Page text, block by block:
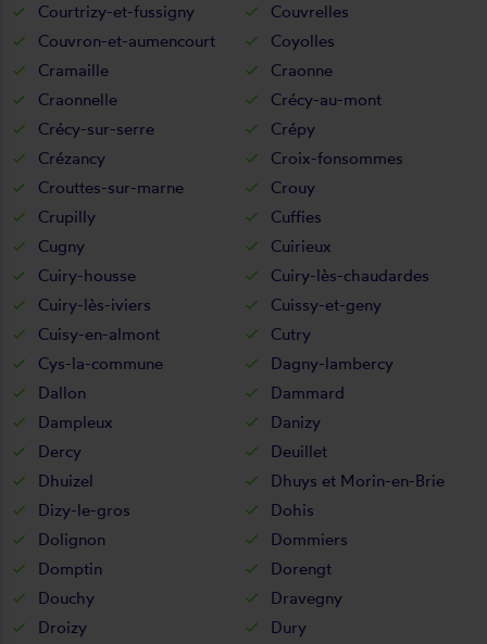
Courtrizy-et-fussigny
Couvrelles
Couvron-et-aumencourt
Coyolles
Cramaille
Craonne
Craonnelle
Crécy-au-mont
Crécy-sur-serre
Crépy
Crézancy
Croix-fonsommes
Crouttes-sur-marne
Crouy
Crupilly
Cuffies
Cugny
Cuirieux
Cuiry-housse
Cuiry-lès-chaudardes
Cuiry-lès-iviers
Cuissy-et-geny
Cuisy-en-almont
Cutry
Cys-la-commune
Dagny-lambercy
Dallon
Dammard
Dampleux
Danizy
Dercy
Deuillet
Dhuizel
Dhuys et Morin-en-Brie
Dizy-le-gros
Dohis
Dolignon
Dommiers
Domptin
Dorengt
Douchy
Dravegny
Droizy
Dury